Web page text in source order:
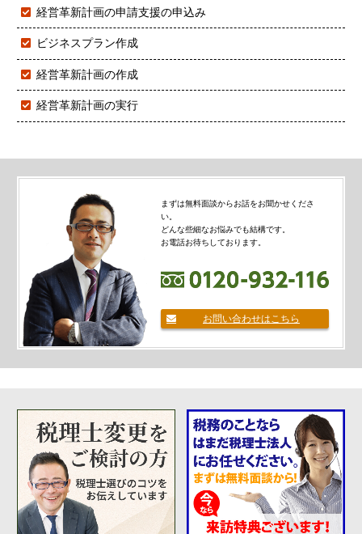
経営革新計画の申請支援の申込み
ビジネスプラン作成
経営革新計画の作成
経営革新計画の実行
まずは無料面談からお話をお聞かせくださ
い。
どんな些細なお悩みでも結構です。
お電話お待ちしております。
お問い合わせはこちら